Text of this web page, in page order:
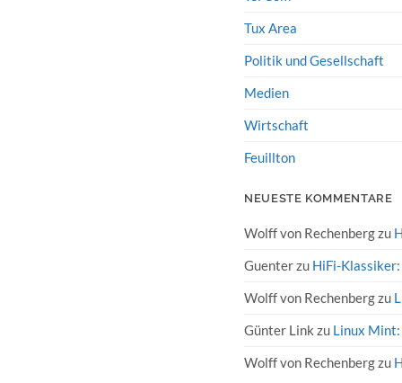
Tux Area
Politik und Gesellschaft
Medien
Wirtschaft
Feuillton
NEUESTE KOMMENTARE
Wolff von Rechenbergzu
Guenterzu HiFi-
Wolff von Rechenbergzu
Günter Link zu Linux
Wolff von Rechenbergzu